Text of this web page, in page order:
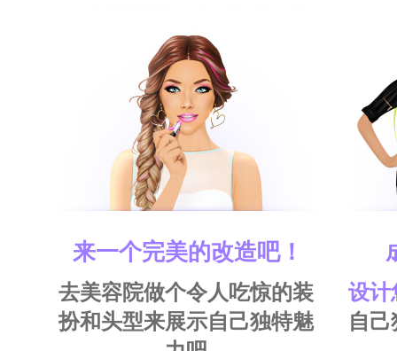
来一个完美的改造吧！
去美容院做个令人吃惊的装
扮和头型来展示自己独特魅
设计
自